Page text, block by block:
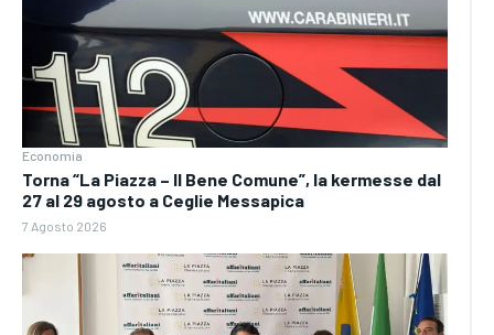
Economia
Torna “La Piazza – Il Bene Comune”, la kermesse dal
27 al 29 agosto a Ceglie Messapica
7 Agosto 2026